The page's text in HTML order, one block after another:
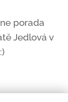
porada
Jedlová v